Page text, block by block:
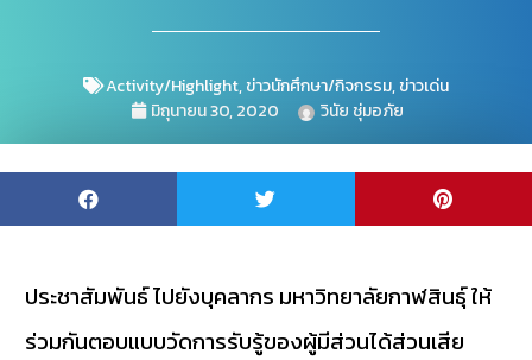
Activity/Highlight,ข่าวนักศึกษา/กิจกรรม,ข่าวเด่น
มิถุนายน 30, 2020
วินัย ชุ่มอภัย
ประชาสัมพันธ์ ไปยังบุคลากร มหาวิทยาลัยกาฬสินธุ์ ให้
ร่วมกันตอบแบบวัดการรับรู้ของผู้มีส่วนได้ส่วนเสีย